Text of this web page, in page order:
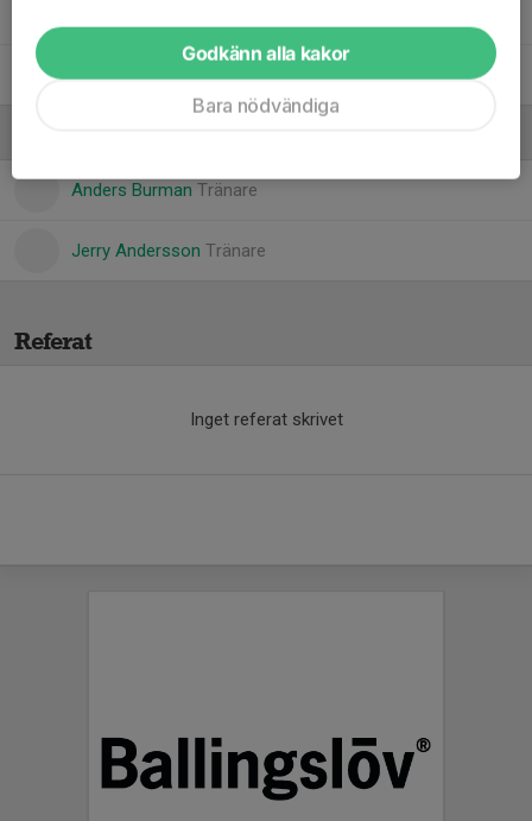
Vincent Larsson, P-10
Anders Burman Tränare
Jerry Andersson Tränare
Referat
Inget referat skrivet
Godkänn alla kakor
Bara nödvändiga